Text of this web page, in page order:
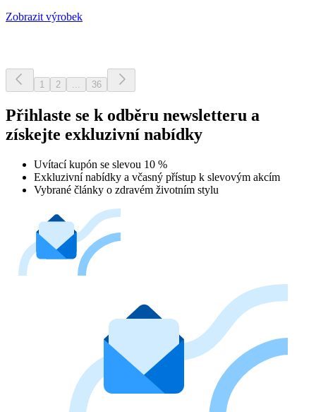
Zobrazit výrobek
1 2 ... 36
Přihlaste se k odběru newsletteru a
získejte exkluzivní nabídky
Uvítací kupón se slevou 10 %
Exkluzivní nabídky a včasný přístup k slevovým akcím
Vybrané články o zdravém životním stylu